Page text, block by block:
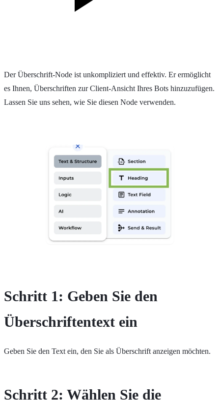
Der Überschrift-Node ist unkompliziert und effektiv. Er ermöglicht
es Ihnen, Überschriften zur Client-Ansicht Ihres Bots hinzuzufügen.
Lassen Sie uns sehen, wie Sie diesen Node verwenden.
Schritt 1: Geben Sie den
Überschriftentext ein
Geben Sie den Text ein, den Sie als Überschrift anzeigen möchten.
Schritt 2: Wählen Sie die